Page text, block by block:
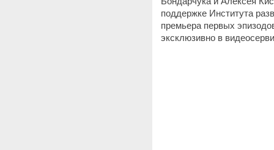
поддержке Института
премьера первых
эксклюзивно в